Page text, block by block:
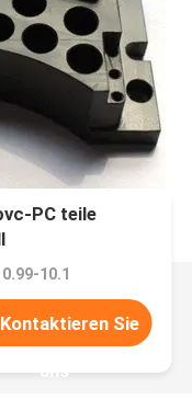
PC teile
10.1
Kontaktieren Sie
uns